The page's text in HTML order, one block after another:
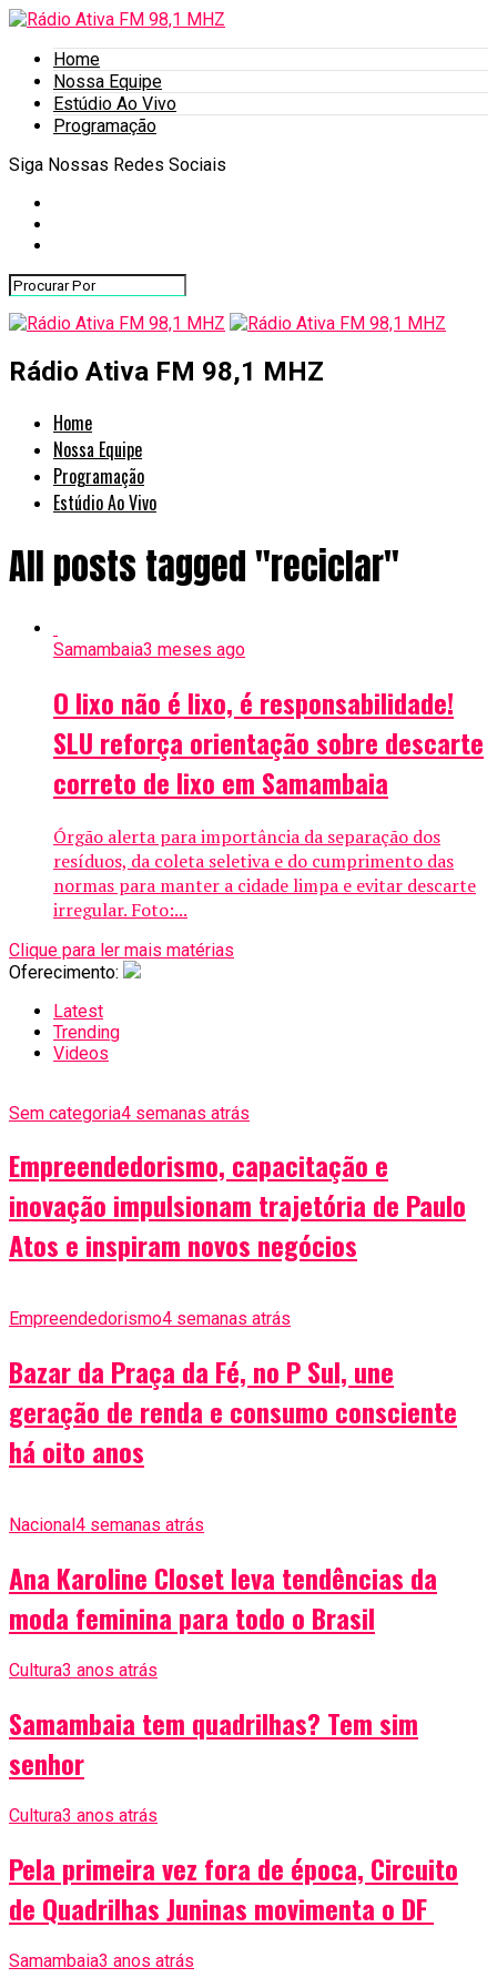
Home
Nossa Equipe
Estúdio Ao Vivo
Programação
Siga Nossas Redes Sociais
Rádio Ativa FM 98,1 MHZ
Home
Nossa Equipe
Programação
Estúdio Ao Vivo
All posts tagged "reciclar"
Samambaia3 meses ago
O lixo não é lixo, é responsabilidade!
SLU reforça orientação sobre descarte
correto de lixo em Samambaia
Órgão alerta para importância da separação dos
resíduos, da coleta seletiva e do cumprimento das
normas para manter a cidade limpa e evitar descarte
irregular. Foto:...
Clique para ler mais matérias
Oferecimento:
Latest
Trending
Videos
Sem categoria4 semanas atrás
Empreendedorismo, capacitação e
inovação impulsionam trajetória de Paulo
Atos e inspiram novos negócios
Empreendedorismo4 semanas atrás
Bazar da Praça da Fé, no P Sul, une
geração de renda e consumo consciente
há oito anos
Nacional4 semanas atrás
Ana Karoline Closet leva tendências da
moda feminina para todo o Brasil
Cultura3 anos atrás
Samambaia tem quadrilhas? Tem sim
senhor
Cultura3 anos atrás
Pela primeira vez fora de época, Circuito
de Quadrilhas Juninas movimenta o DF
Samambaia3 anos atrás